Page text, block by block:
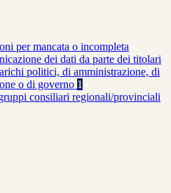
per mancata o incompleta
dei dati da parte dei titolari
politici, di amministrazione, di
o di governo 1
consiliari regionali/provinciali